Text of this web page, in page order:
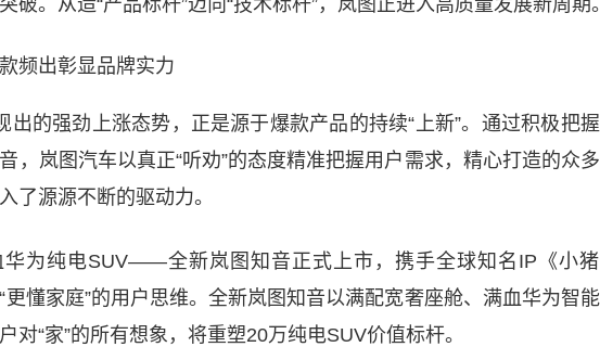
破。从造“产品标杆”迈向“技术标杆”，岚图正进入高质量发展新周期。
频出彰显品牌实力
出的强劲上涨态势，正是源于爆款产品的持续“上新”。通过积极把
，岚图汽车以真正“听劝”的态度精准把握用户需求，精心打造的众
了源源不断的驱动力。
华为纯电SUV——全新岚图知音正式上市，携手全球知名IP《小
懂家庭”的用户思维。全新岚图知音以满配宽奢座舱、满血华为智能
对“家”的所有想象，将重塑20万纯电SUV价值标杆。